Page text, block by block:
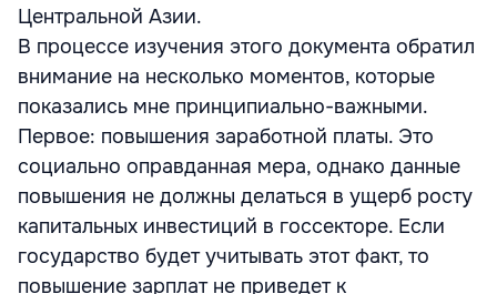
Центральной Азии.
В процессе изучения этого документа обратил
внимание на несколько моментов, которые
показались мне принципиально-важными.
Первое: повышения заработной платы. Это
социально оправданная мера, однако данные
повышения не должны делаться в ущерб росту
капитальных инвестиций в госсекторе. Если
государство будет учитывать этот факт, то
повышение зарплат не приведет к